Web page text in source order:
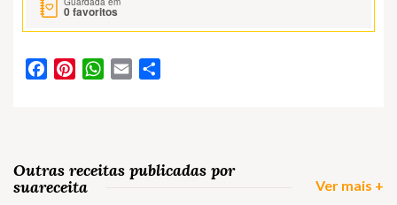
0favoritos
FacebookPinterestWhatsApp
Email
Outras receitas publicadas por
suareceita
Ver mais +